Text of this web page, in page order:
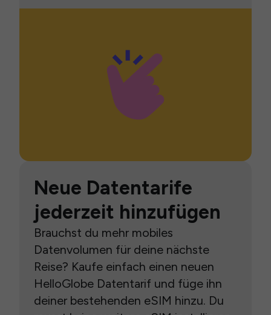
Neue Datentarife
jederzeit hinzufügen
Brauchst du mehr mobiles
Datenvolumen für deine nächste
Reise? Kaufe einfach einen neuen
HelloGlobe Datentarif und füge ihn
deiner bestehenden eSIM hinzu. Du